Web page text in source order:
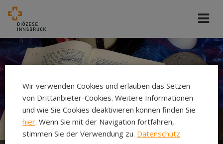
Wir verwenden Cookies und erlauben das Setzen
von Drittanbieter-Cookies. Weitere Informationen
und wie Sie Cookies deaktivieren können finden Sie
hier. Wenn Sie mit der Navigation fortfahren,
stimmen Sie der Verwendung zu. Datenschutz